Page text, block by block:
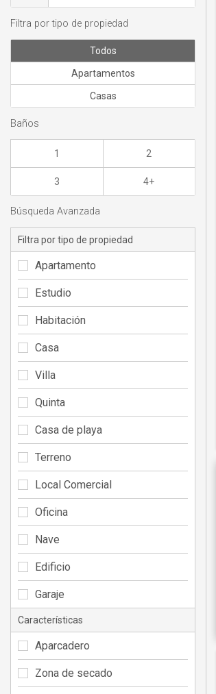
Filtra por tipo de propiedad
Todos
Apartamentos
Casas
Baños
1 2
3 4+
Búsqueda Avanzada
Filtra por tipo de propiedad
Apartamento
Estudio
Habitación
Casa
Villa
Quinta
Casa de playa
Terreno
Local Comercial
Oficina
Nave
Edificio
Garaje
Características
Aparcadero
Zona de secado